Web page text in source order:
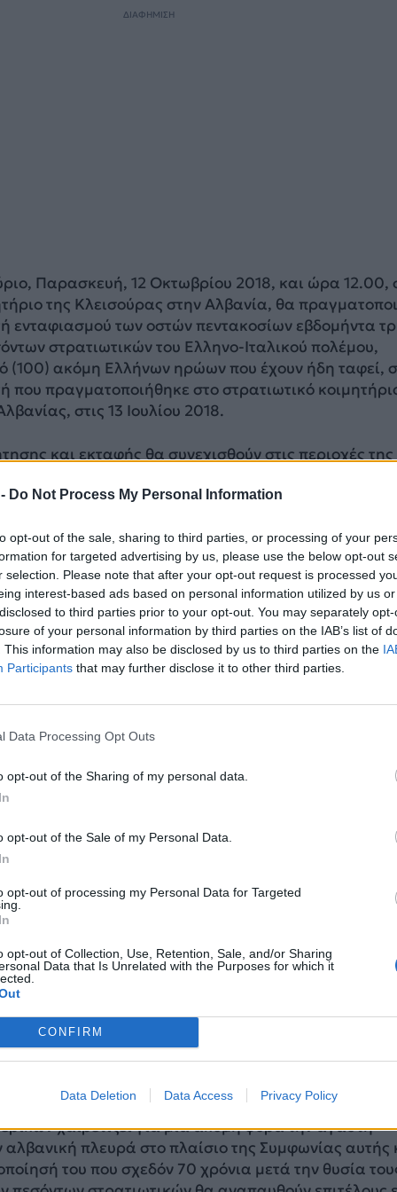
Do Not Process My Personal Information
opt-out of the sale, sharing to third parties, or processing of your
for targeted advertising by us, please use the below opt-out
selection. Please note that after your opt-out request is processed
interest-based ads based on personal information utilized by us
to third parties prior to your opt-out. You may separately
of your personal information by third parties on the IAB’s list of
This information may also be disclosed by us to third parties on the
Participants that may further disclose it to other third parties.
Data Processing Opt Outs
opt-out of the Sharing of my personal data.
opt-out of the Sale of my Personal Data.
opt-out of processing my Personal Data for Targeted
opt-out of Collection, Use, Retention, Sale, and/or Sharing
Data that Is Unrelated with the Purposes for which it
CONFIRM
Data Deletion Data Access Privacy Policy
ΔΙΑΦΗΜΙΣΗ
Παρασκευή, 12 Οκτωβρίου 2018, και ώρα 12.00,
της Κλεισούρας στην Αλβανία, θα
ενταφιασμού των οστών πεντακοσίων εβδομήντα
στρατιωτικών του Ελληνο-Ιταλικού πολέμου,
(100) ακόμη Ελλήνων ηρώων που έχουν ήδη ταφεί,
που πραγματοποιήθηκε στο στρατιωτικό
στις 13 Ιουλίου 2018.
και εκταφής θα συνεχισθούν στις περιοχές της
Επιτροπής Εμπειρογνωμόνων (ΜΕΕ).
είναι αρμόδια για την εφαρμογή της σχετικής
Ελλάδος-Αλβανίας που προβλέπει την
της ταυτότητας και ενταφιασμό των Ελλήνων
σε πολεμικές επιχειρήσεις στην Αλβανία κατά
Ιταλικού Πολέμου του 1940-1941, καθώς και την
στο έδαφος της Αλβανίας για τον ενταφιασμό
για τις ενώσεις συγγενών και φίλων των
θα διοργανωθεί από εκπροσώπους της Ελληνικής
Δημοκρατίας της Αλβανίας επίσημη τελετή σε
θα διοργανώνονται την 28η Οκτωβρίου κάθε έτους,
χαιρετίζει για μία ακόμη φορά την αγαστή
πλευρά στο πλαίσιο της Συμφωνίας αυτής
του που σχεδόν 70 χρόνια μετά την θυσία